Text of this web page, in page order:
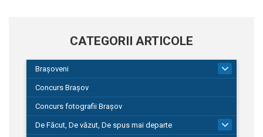
CATEGORII ARTICOLE
Brașoveni
Concurs Brașov
Concurs fotografii Brașov
De Făcut, De văzut, De spus mai departe
149